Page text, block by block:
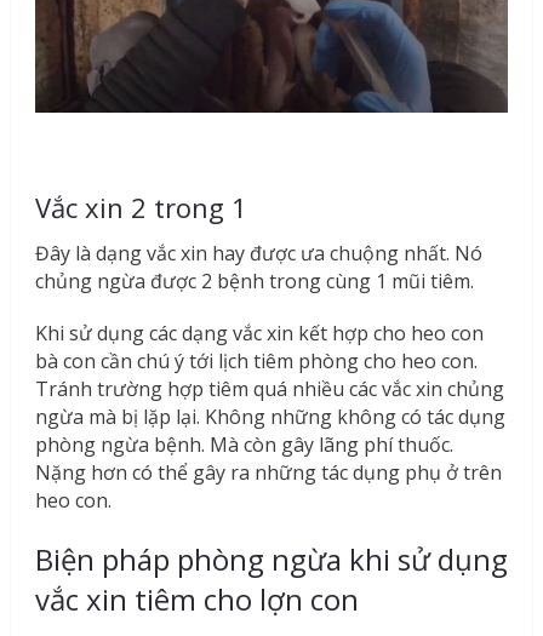
Vắc xin 2 trong 1
Đây là dạng vắc xin hay được ưa chuộng nhất. Nó
chủng ngừa được 2 bệnh trong cùng 1 mũi tiêm.
Khi sử dụng các dạng vắc xin kết hợp cho heo con
bà con cần chú ý tới lịch tiêm phòng cho heo con.
Tránh trường hợp tiêm quá nhiều các vắc xin chủng
ngừa mà bị lặp lại. Không những không có tác dụng
phòng ngừa bệnh. Mà còn gây lãng phí thuốc.
Nặng hơn có thể gây ra những tác dụng phụ ở trên
heo con.
Biện pháp phòng ngừa khi sử dụng
vắc xin tiêm cho lợn con